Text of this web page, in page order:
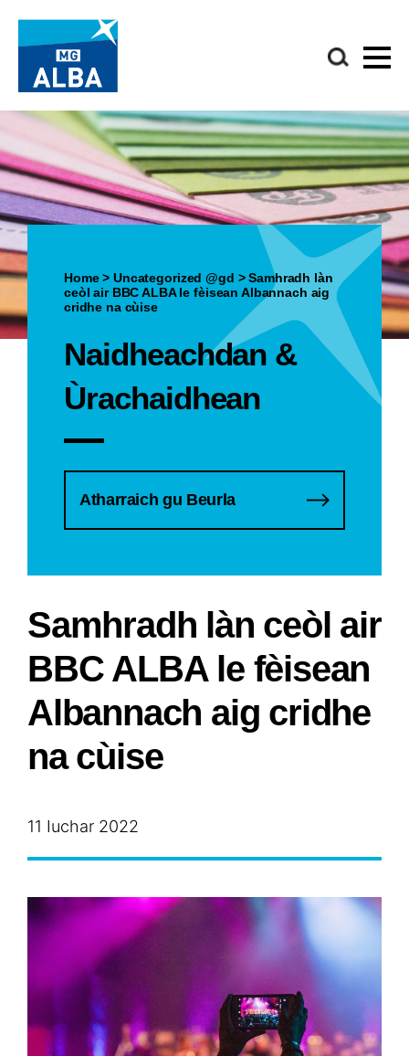
Home>Uncategorized @gd >Samhradh làn
ceòl air BBC ALBA le fèisean Albannach aig
cridhe na cùise
Naidheachdan &
Ùrachaidhean
Atharraich gu Beurla
Samhradh làn ceòl air
BBC ALBA le fèisean
Albannach aig cridhe
na cùise
11 Iuchar 2022